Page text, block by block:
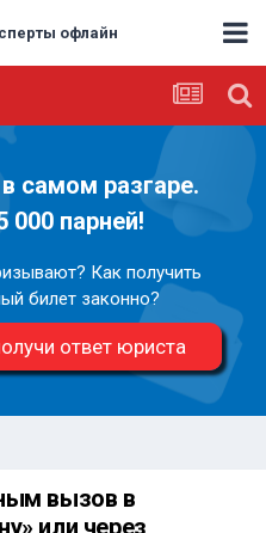
офлайн
самом разгаре.
000 парней!
Как получить
билет законно?
ответ юриста
вызов в
или через